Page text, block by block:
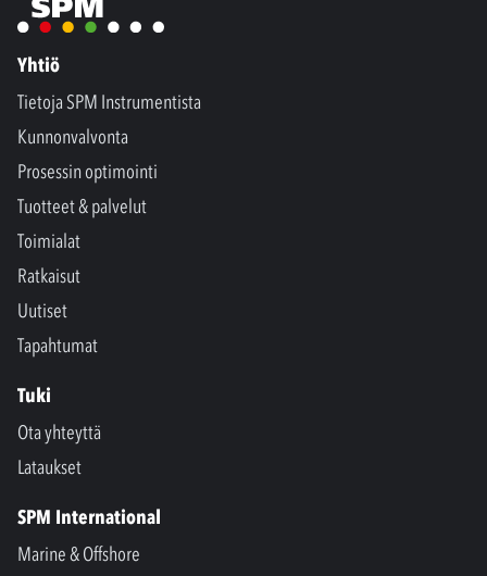
Yhtiö
Tietoja SPM Instrumentista
Kunnonvalvonta
Prosessin optimointi
Tuotteet & palvelut
Toimialat
Ratkaisut
Uutiset
Tapahtumat
Tuki
Ota yhteyttä
Lataukset
SPM International
Marine & Offshore